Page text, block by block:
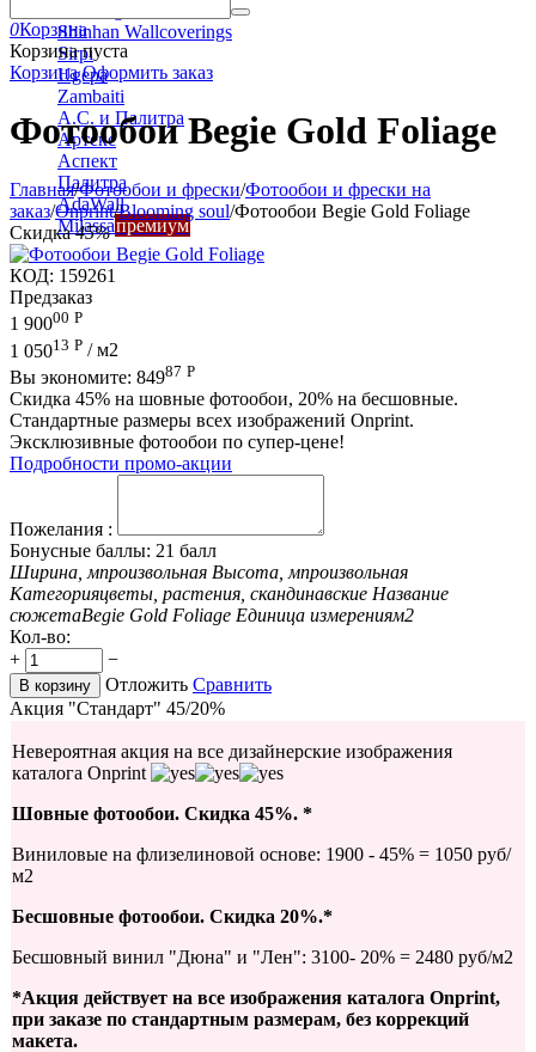
Shinhan Wallcoverings
Sirpi
Ugepa
Zambaiti
А.С. и Палитра
Артекс
Аспект
Палитра
AdaWall
Milassaпремиум
0Корзина
Корзина пуста
Корзина Оформить заказ
Фотообои Begie Gold Foliage
Главная/Фотообои и фрески/Фотообои и фрески на
заказ/Onprint/Blooming soul/Фотообои Begie Gold Foliage
Скидка45%
КОД: 159261
Предзаказ
1 90000 Р
1 05013 Р / м2
Вы экономите: 84987 Р
Скидка 45% на шовные фотообои, 20% на бесшовные.
Стандартные размеры всех изображений Onprint.
Эксклюзивные фотообои по супер-цене!
Подробности промо-акции
Пожелания :
Бонусные баллы: 21 балл
Ширина, мпроизвольная Высота, мпроизвольная
Категорияцветы, растения, скандинавские Название
сюжетаBegie Gold Foliage Единица измерениям2
Кол-во:
+
−
В корзину Отложить Сравнить
Акция "Стандарт" 45/20%
Невероятная акция на все дизайнерские изображения
каталога Onprint
Шовные фотообои. Скидка 45%. *
Виниловые на флизелиновой основе: 1900 - 45% = 1050 руб/
м2
Бесшовные фотообои. Скидка 20%.*
Бесшовный винил "Дюна" и "Лен": 3100- 20% = 2480 руб/м2
*Акция действует на все изображения каталога Onprint,
при заказе по стандартным размерам, без коррекций
макета.